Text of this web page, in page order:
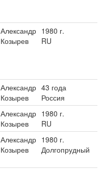
Александр
Козырев
1980 г.
RU
Александр
Козырев
43 года
Россия
Александр
Козырев
1980 г.
RU
Александр
Козырев
1980 г.
Долгопрудный